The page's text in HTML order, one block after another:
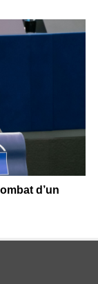
d’un